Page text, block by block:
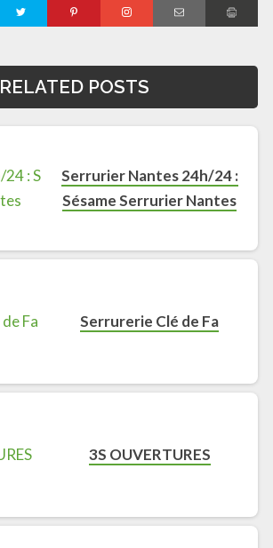
RELATED POSTS
Serrurier Nantes 24h/24 :
Sésame Serrurier Nantes
Serrurerie Clé de Fa
3S OUVERTURES